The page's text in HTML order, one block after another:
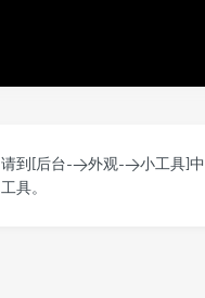
请到[后台->外观->小工具]中
工具。